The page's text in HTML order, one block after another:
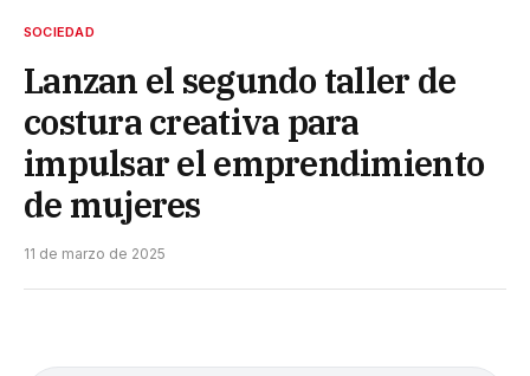
SOCIEDAD
Lanzan el segundo taller de
costura creativa para
impulsar el emprendimiento
de mujeres
11 de marzo de 2025